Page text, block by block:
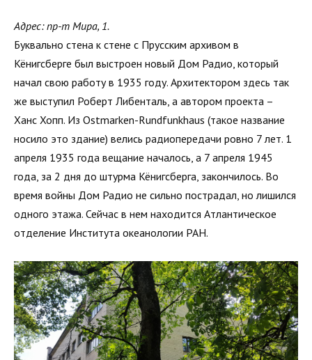
Адрес: пр-т Мира, 1.
Буквально стена к стене с Прусским архивом в
Кёнигсберге был выстроен новый Дом Радио, который
начал свою работу в 1935 году. Архитектором здесь так
же выступил Роберт Либенталь, а автором проекта –
Ханс Хопп. Из Ostmarken-Rundfunkhaus (такое название
носило это здание) велись радиопередачи ровно 7 лет. 1
апреля 1935 года вещание началось, а 7 апреля 1945
года, за 2 дня до штурма Кёнигсберга, закончилось. Во
время войны Дом Радио не сильно пострадал, но лишился
одного этажа. Сейчас в нем находится Атлантическое
отделение Института океанологии РАН.